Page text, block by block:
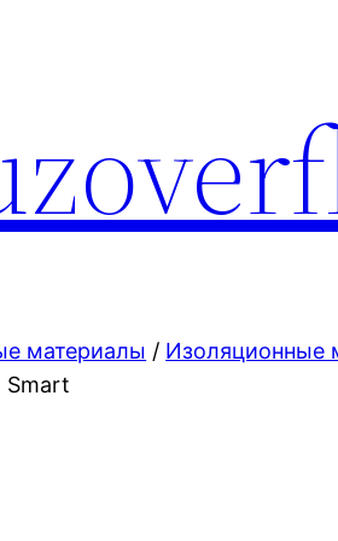
материалы / Изоляционные
Smart